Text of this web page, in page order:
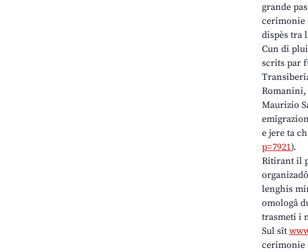
grande
cerimonie
dispès tra
Cun di
scrits par
Romanini,
Maurizio
e jere ta
p=7921).
Ritirant il
lenghis
omologâ
trasmeti i
Sul sît
cerimonie